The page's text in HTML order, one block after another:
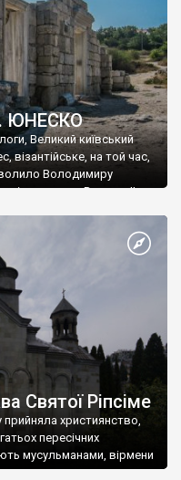
ЮНЕСКО
Великий київський
візантійське, на той час,
Володимиру
імператору Василю ІІ, та
Василем-християнином.
Херсонесу Таврійського
Святої Ріпсіме
прийняла християнство,
пересічних
мусульманами, вірмени